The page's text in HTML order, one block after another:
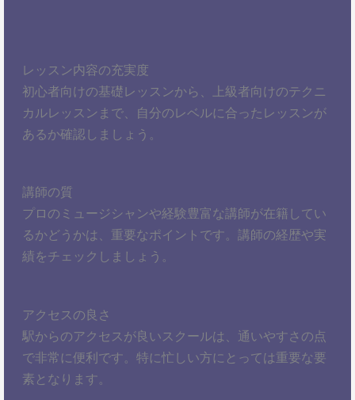
レッスン内容の充実度
初心者向けの基礎レッスンから、上級者向けのテクニ
カルレッスンまで、自分のレベルに合ったレッスンが
あるか確認しましょう。
講師の質
プロのミュージシャンや経験豊富な講師が在籍してい
るかどうかは、重要なポイントです。講師の経歴や実
績をチェックしましょう。
アクセスの良さ
駅からのアクセスが良いスクールは、通いやすさの点
で非常に便利です。特に忙しい方にとっては重要な要
素となります。